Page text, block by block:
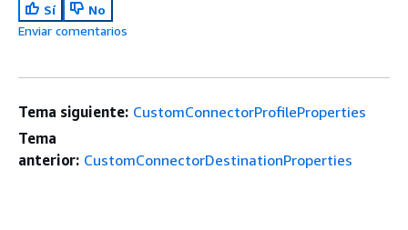
Sí
No
Enviar comentarios
Tema siguiente: CustomConnectorProfileProperties
Tema
anterior: CustomConnectorDestinationProperties